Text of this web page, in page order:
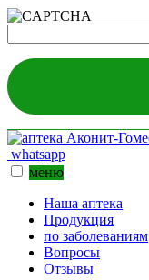
whatsapp
меню
Наша аптека
Продукция
по заболеваниям
Вопросы
Отзывы